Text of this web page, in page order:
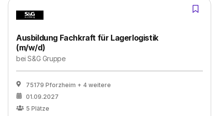
Ausbildung Fachkraft für Lagerlogistik
(m/w/d)
beiS&G Gruppe
75179 Pforzheim + 4 weitere
01.09.2027
5 Plätze